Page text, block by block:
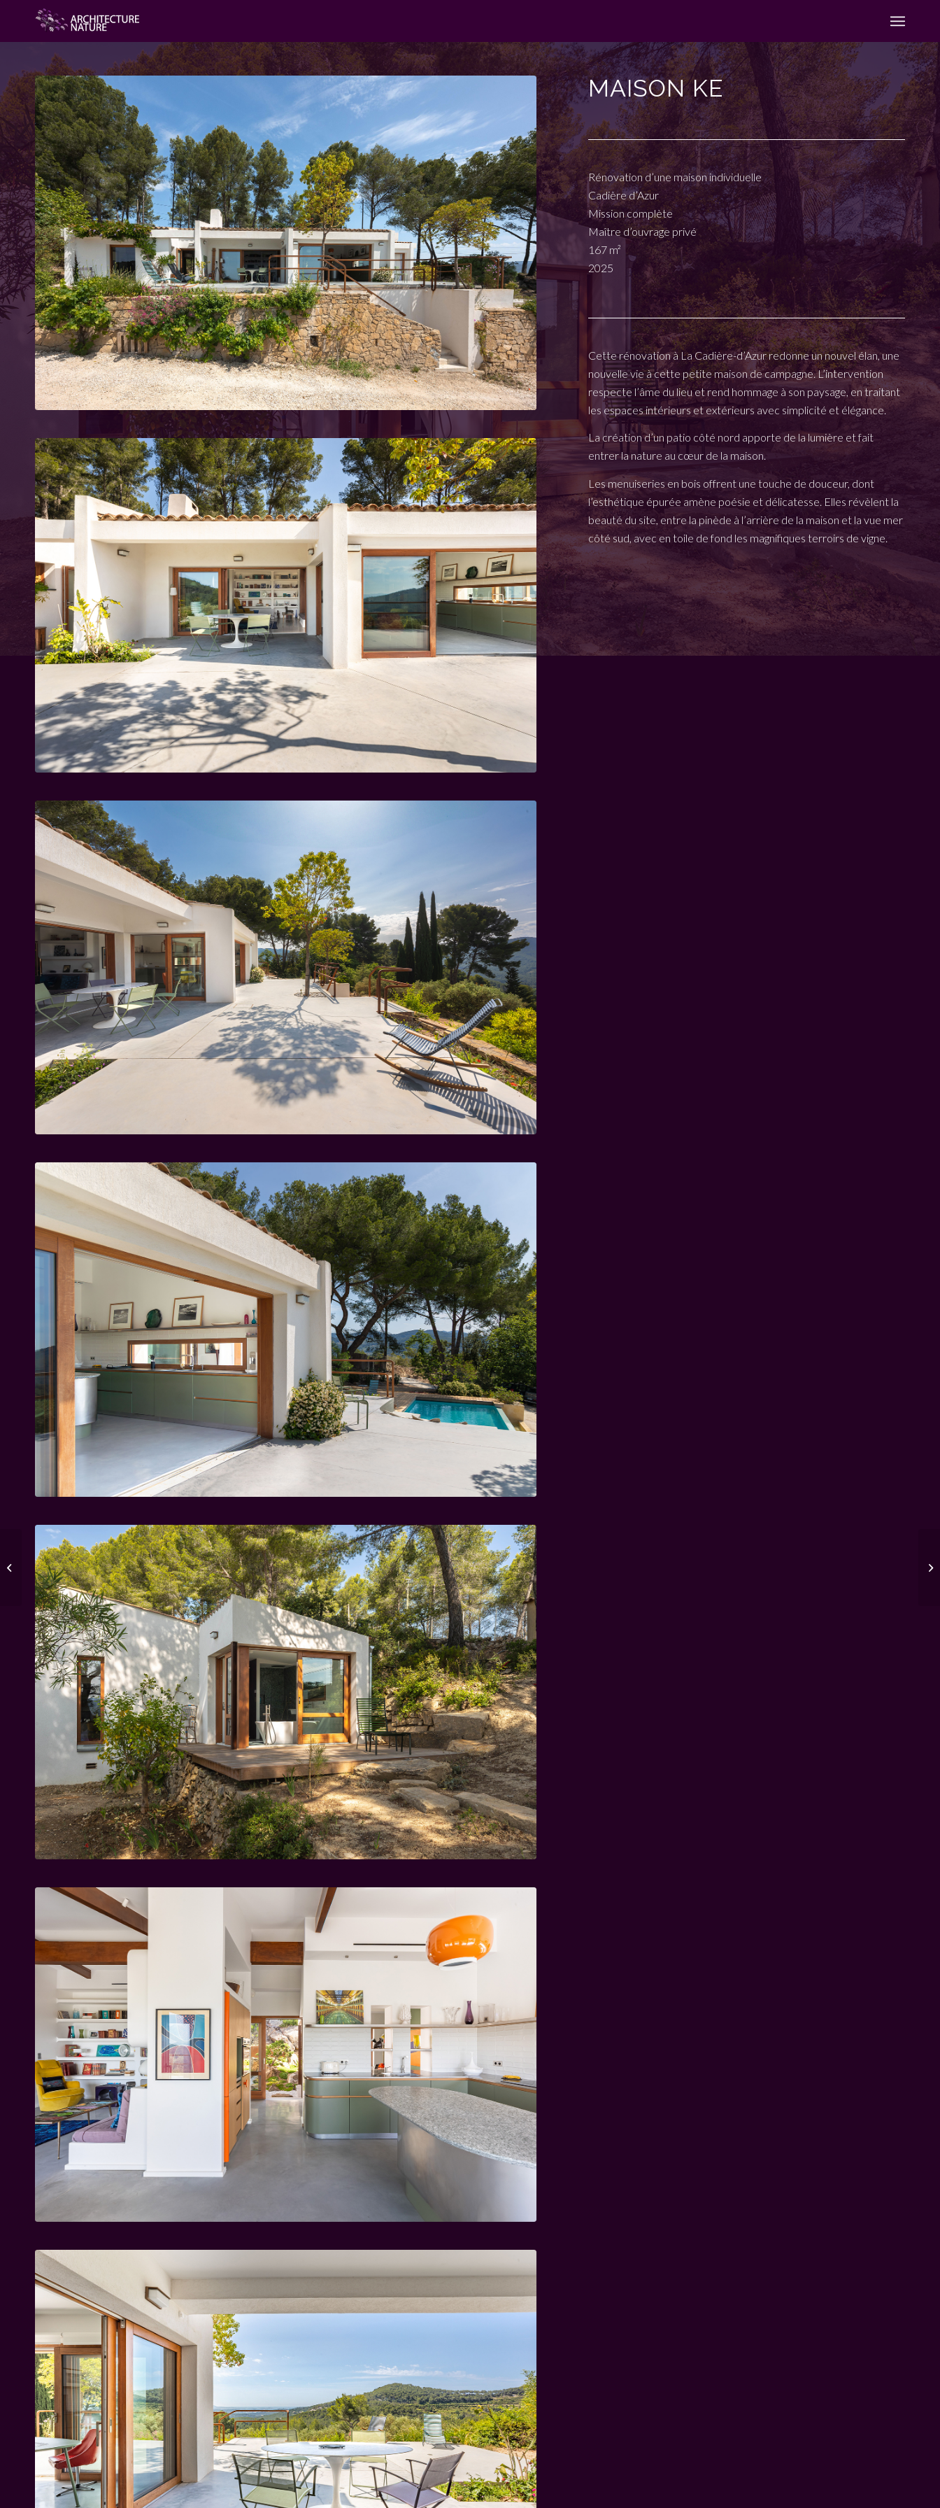
MAISON KE
Rénovation d’une maison individuelle
Cadière d’Azur
Mission complète
Maître d’ouvrage privé
167 m²
2025
Cette rénovation à La Cadière-d’Azur redonne un nouvel élan, une
nouvelle vie à cette petite maison de campagne. L’intervention
respecte l’âme du lieu et rend hommage à son paysage, en traitant
les espaces intérieurs et extérieurs avec simplicité et élégance.
La création d’un patio côté nord apporte de la lumière et fait
entrer la nature au cœur de la maison.
Les menuiseries en bois offrent une touche de douceur, dont
l’esthétique épurée amène poésie et délicatesse. Elles révèlent la
beauté du site, entre la pinède à l’arrière de la maison et la vue mer
côté sud, avec en toile de fond les magnifiques terroirs de vigne.
Maison AL